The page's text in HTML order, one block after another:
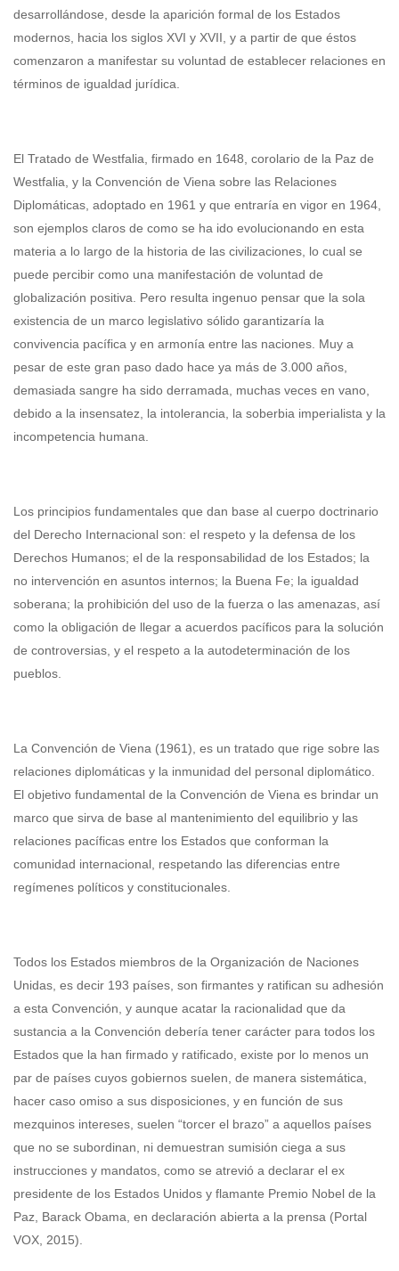
desarrollándose, desde la aparición formal de los Estados
modernos, hacia los siglos XVI y XVII, y a partir de que éstos
comenzaron a manifestar su voluntad de establecer relaciones en
términos de igualdad jurídica.
El Tratado de Westfalia, firmado en 1648, corolario de la Paz de
Westfalia, y la Convención de Viena sobre las Relaciones
Diplomáticas, adoptado en 1961 y que entraría en vigor en 1964,
son ejemplos claros de como se ha ido evolucionando en esta
materia a lo largo de la historia de las civilizaciones, lo cual se
puede percibir como una manifestación de voluntad de
globalización positiva. Pero resulta ingenuo pensar que la sola
existencia de un marco legislativo sólido garantizaría la
convivencia pacífica y en armonía entre las naciones. Muy a
pesar de este gran paso dado hace ya más de 3.000 años,
demasiada sangre ha sido derramada, muchas veces en vano,
debido a la insensatez, la intolerancia, la soberbia imperialista y la
incompetencia humana.
Los principios fundamentales que dan base al cuerpo doctrinario
del Derecho Internacional son: el respeto y la defensa de los
Derechos Humanos; el de la responsabilidad de los Estados; la
no intervención en asuntos internos; la Buena Fe; la igualdad
soberana; la prohibición del uso de la fuerza o las amenazas, así
como la obligación de llegar a acuerdos pacíficos para la solución
de controversias, y el respeto a la autodeterminación de los
pueblos.
La Convención de Viena (1961), es un tratado que rige sobre las
relaciones diplomáticas y la inmunidad del personal diplomático.
El objetivo fundamental de la Convención de Viena es brindar un
marco que sirva de base al mantenimiento del equilibrio y las
relaciones pacíficas entre los Estados que conforman la
comunidad internacional, respetando las diferencias entre
regímenes políticos y constitucionales.
Todos los Estados miembros de la Organización de Naciones
Unidas, es decir 193 países, son firmantes y ratifican su adhesión
a esta Convención, y aunque acatar la racionalidad que da
sustancia a la Convención debería tener carácter para todos los
Estados que la han firmado y ratificado, existe por lo menos un
par de países cuyos gobiernos suelen, de manera sistemática,
hacer caso omiso a sus disposiciones, y en función de sus
mezquinos intereses, suelen “torcer el brazo” a aquellos países
que no se subordinan, ni demuestran sumisión ciega a sus
instrucciones y mandatos, como se atrevió a declarar el ex
presidente de los Estados Unidos y flamante Premio Nobel de la
Paz, Barack Obama, en declaración abierta a la prensa (Portal
VOX, 2015).